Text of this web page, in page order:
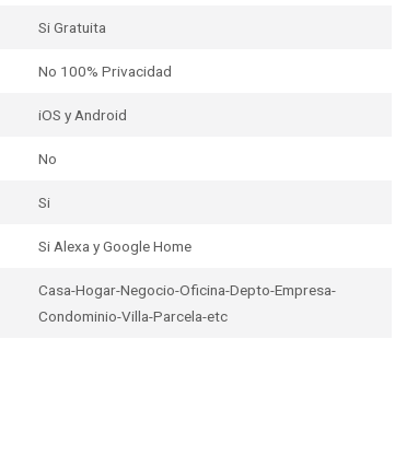
Si Gratuita
No 100% Privacidad
iOS y Android
No
Si
Si Alexa y Google Home
Casa-Hogar-Negocio-Oficina-Depto-Empresa-
Condominio-Villa-Parcela-etc